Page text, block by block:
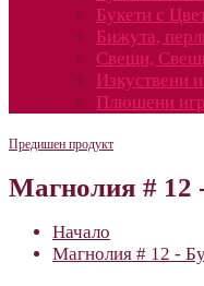
Букети с
Бижута,
Свещи,
Изкуствени
Плюшени
Предишен продукт
Магнолия # 12
Начало
Магнолия # 12 -